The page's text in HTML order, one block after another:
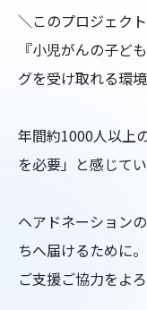
＼このプロジェク
『小児がんの子ど
グを受け取れる環
年間約1000人以上
を必要」と感じてい
ヘアドネーション
ちへ届けるために。
ご支援ご協力をよ